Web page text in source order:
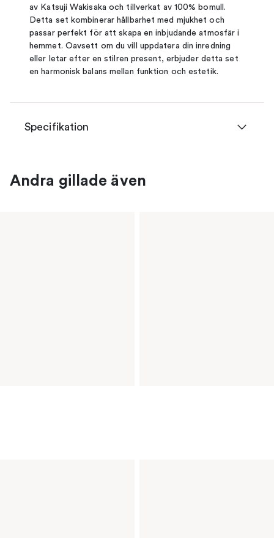
av Katsuji Wakisaka och tillverkat av 100% bomull.
Detta set kombinerar hållbarhet med mjukhet och
passar perfekt för att skapa en inbjudande atmosfär i
hemmet. Oavsett om du vill uppdatera din inredning
eller letar efter en stilren present, erbjuder detta set
en harmonisk balans mellan funktion och estetik.
Specifikation
Andra gillade även